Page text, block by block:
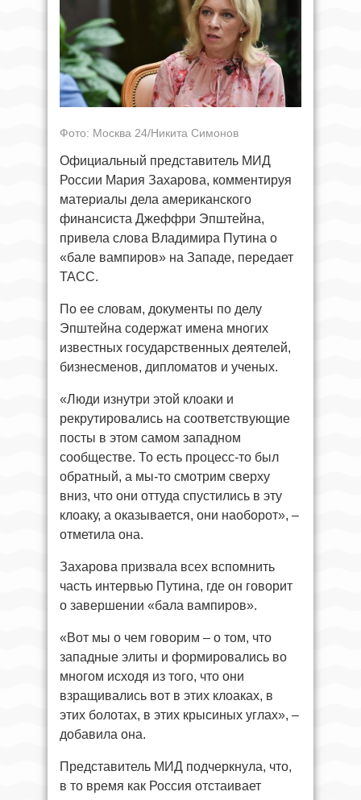
Фото: Москва 24/Никита Симонов
Официальный представитель МИД
России Мария Захарова, комментируя
материалы дела американского
финансиста Джеффри Эпштейна,
привела слова Владимира Путина о
«бале вампиров» на Западе, передает
ТАСС.
По ее словам, документы по делу
Эпштейна содержат имена многих
известных государственных деятелей,
бизнесменов, дипломатов и ученых.
«Люди изнутри этой клоаки и
рекрутировались на соответствующие
посты в этом самом западном
сообществе. То есть процесс-то был
обратный, а мы-то смотрим сверху
вниз, что они оттуда спустились в эту
клоаку, а оказывается, они наоборот», –
отметила она.
Захарова призвала всех вспомнить
часть интервью Путина, где он говорит
о завершении «бала вампиров».
«Вот мы о чем говорим – о том, что
западные элиты и формировались во
многом исходя из того, что они
взращивались вот в этих клоаках, в
этих болотах, в этих крысиных углах», –
добавила она.
Представитель МИД подчеркнула, что,
в то время как Россия отстаивает